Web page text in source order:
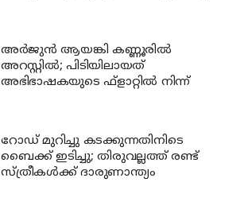
അര്‍ജുന്‍ ആയങ്കി കണ്ണൂരില്‍
അറസ്റ്റില്‍; പിടിയിലായത്
അഭിഭാഷകയുടെ ഫ്‌ളാറ്റില്‍ നിന്ന്
റോഡ് മുറിച്ചു കടക്കുന്നതിനിടെ
ബൈക്ക് ഇടിച്ചു; തിരുവല്ലത്ത് രണ്ട്
സ്ത്രീകള്‍ക്ക് ദാരുണാന്ത്യം